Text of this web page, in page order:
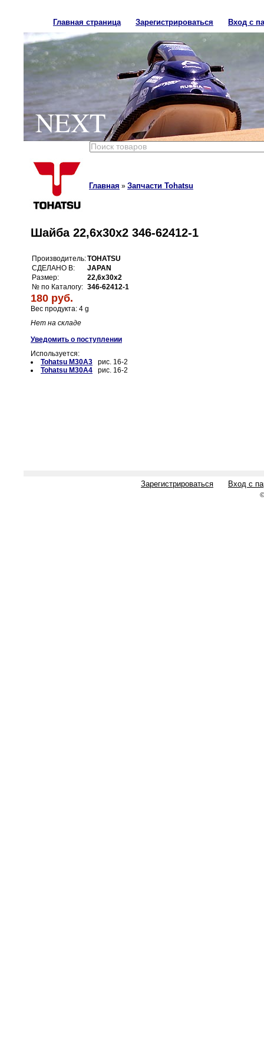
Главная страница Зарегистрироваться Вход с
NEXT
Главная » Запчасти Tohatsu
Шайба 22,6x30x2 346-62412-1
Производитель:TOHATSU
СДЕЛАНО В:
JAPAN
Размер:
22,6x30x2
№ по Каталогу: 346-62412-1
180 руб.
Вес продукта: 4 g
Нет на складе
Уведомить о поступлении
Используется:
Tohatsu M30A3 рис. 16-2
Tohatsu M30A4 рис. 16-2
Зарегистрироваться Вход с